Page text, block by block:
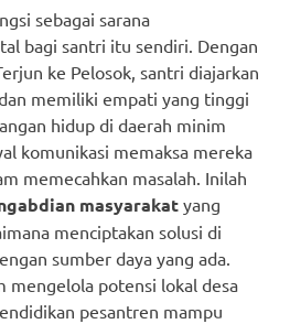
sebagai sarana
bagi santri itu sendiri. Dengan
ke Pelosok, santri diajarkan
memiliki empati yang tinggi
hidup di daerah minim
komunikasi memaksa mereka
memecahkan masalah. Inilah
masyarakat yang
menciptakan solusi di
sumber daya yang ada.
mengelola potensi lokal desa
pesantren mampu